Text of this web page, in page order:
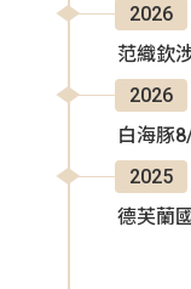
2026
范織欽
2026
白海豚
2025
德芙蘭